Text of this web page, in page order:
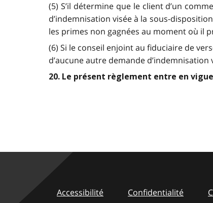
(5) S’il détermine que le client d’un
d’indemnisation visée à la sous-
les primes non gagnées au moment où il
(6) Si le conseil enjoint au fiduciaire de
d’aucune autre demande
20. Le présent règlement entre en
Accessibilité Confidentialité